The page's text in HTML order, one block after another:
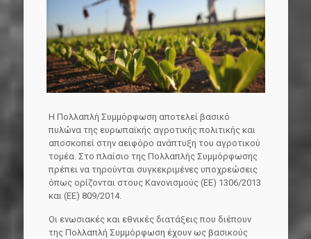
Η Πολλαπλή Συμμόρφωση αποτελεί βασικό
πυλώνα της ευρωπαϊκής αγροτικής πολιτικής και
αποσκοπεί στην αειφόρο ανάπτυξη του αγροτικού
τομέα. Στο πλαίσιο της Πολλαπλής Συμμόρφωσης
πρέπει να τηρούνται συγκεκριμένες υποχρεώσεις
όπως ορίζονται στους Κανονισμούς (ΕΕ) 1306/2013
και (ΕΕ) 809/2014.
Οι ενωσιακές και εθνικές διατάξεις που διέπουν
της Πολλαπλή Συμμόρφωση έχουν ως βασικούς